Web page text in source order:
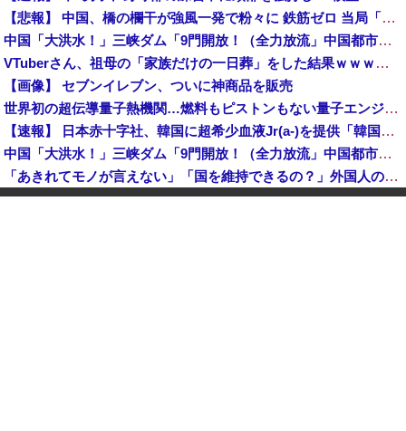
【悲報】 中国、橋の欄干が強風一発で粉々に 鉄筋ゼロ 当局「接着剤でくっつけただけ」「正常で、品質問題はない」
中国「大洪水！」三峡ダム「9門開放！（全力放流」中国都市「三峡沿線の道路水没」中国政府「高速道路封鎖！」中国ダム「緊急放流に合わせて開門（土砂崩れ発生」→
VTuberさん、祖母の「家族だけの一日葬」をした結果ｗｗｗｗｗｗｗ
【画像】 セブンイレブン、ついに神商品を販売
世界初の超伝導量子熱機関…燃料もピストンもない量子エンジンが回った！
【速報】 日本赤十字社、韓国に超希少血液Jr(a-)を提供「韓国内では適合する血液を確保できなかった」※今回で4回目
中国「大洪水！」三峡ダム「9門開放！（全力放流」中国都市「三峡沿線の道路水没」中国政府「高速道路封鎖！」中国ダム「緊急放流に合わせて開門（土砂崩れ発生」→
「あきれてモノが言えない」「国を維持できるの？」外国人の永住許可要件の厳格化で在日中国人の本音は？
高市総理「物価上昇を上回る賃上げを日本に定着させる」国家公務員月給3.51％増へ 地方公務員も追随する見通し